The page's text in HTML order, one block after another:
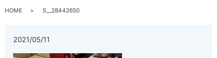
HOME S__28442650
2021/05/11